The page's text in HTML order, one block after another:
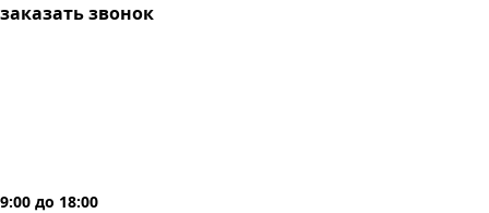
заказать звонок
9:00 до 18:00